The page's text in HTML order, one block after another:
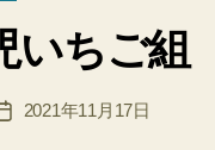
ちご組
投
2021年11月17日